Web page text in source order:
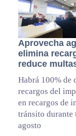
Aprovecha
elimina
reduce
Habrá 100% de
recargos del
en recargos de
tránsito durante
agosto